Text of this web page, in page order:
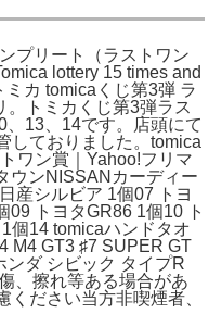
プリート（ラストワン
lottery 15 times and
カ tomicaくじ第3弾 ラ
。トミカくじ第3弾ラス
、13、14です。店頭にて
しておりました。tomica
ワン賞｜Yahoo!フリマ
ウンNISSANカーディー
産シルビア 1個07 トヨ
09 トヨタGR86 1個10 ト
14 tomicaハンドタオ
M4 GT3 ♯7 SUPER GT
ンダ シビック タイプR
、擦れ等ある場合があ
ください当方非喫煙者、